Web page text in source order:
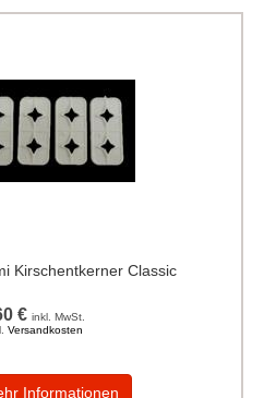
Kirschentkerner Classic
€ inkl. MwSt.
Versandkosten
Informationen